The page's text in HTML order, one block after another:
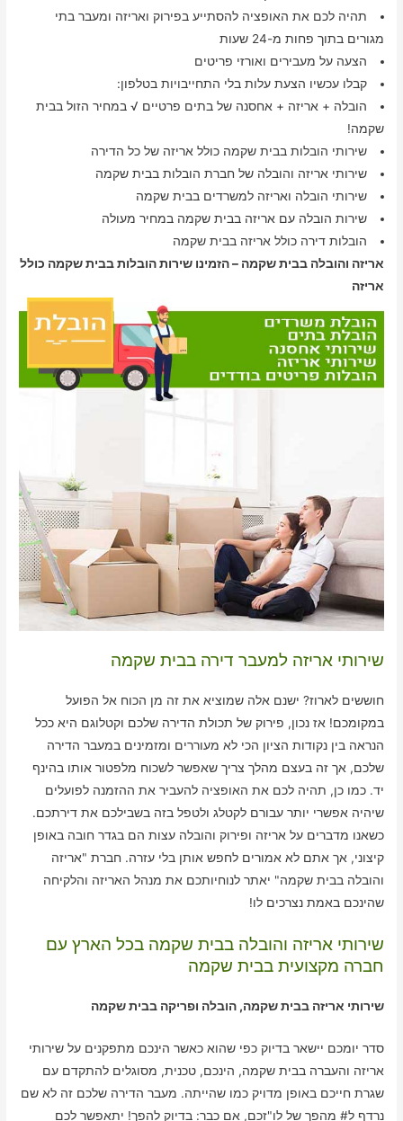
תהיה לכם את האופציה להסתייע בפירוק ואריזה ומעבר בתי
מגורים בתוך פחות מ-24 שעות
הצעה על מעבירים ואורזי פריטים
קבלו עכשיו הצעת עלות בלי התחייבויות בטלפון:
הובלה + אריזה + אחסנה של בתים פרטיים √ במחיר הזול בבית
שקמה!
שירותי הובלות בבית שקמה כולל אריזה של כל הדירה
שירותי אריזה והובלה של חברת הובלות בבית שקמה
שירותי הובלה ואריזה למשרדים בבית שקמה
שירות הובלה עם אריזה בבית שקמה במחיר מעולה
הובלות דירה כולל אריזה בבית שקמה
אריזה והובלה בבית שקמה – הזמינו שירות הובלות בבית שקמה כולל
אריזה
שירותי אריזה למעבר דירה בבית שקמה
חוששים לארוז? ישנם אלה שמוציא את זה מן הכוח אל הפועל
במקומכם! אז נכון, פירוק של תכולת הדירה שלכם וקטלוגם היא ככל
הנראה בין נקודות הציון הכי לא מעוררים ומזמינים במעבר הדירה
שלכם, אך זה בעצם מהלך צריך שאפשר לשכוח מלפטור אותו בהינף
יד. כמו כן, תהיה לכם את האופציה להעביר את ההזמנה לפועלים
שיהיה אפשרי יותר עבורם לקטלג ולטפל בזה בשבילכם את דירתכם.
כשאנו מדברים על אריזה ופירוק והובלה עצות הם בגדר חובה באופן
קיצוני, אך אתם לא אמורים לחפש אותן בלי עזרה. חברת "אריזה
והובלה בבית שקמה" יאתר לנוחיותכם את מנהל האריזה והלקיחה
שהינכם באמת נצרכים לו!
שירותי אריזה והובלה בבית שקמה בכל הארץ עם
חברה מקצועית בבית שקמה
שירותי אריזה בבית שקמה, הובלה ופריקה בבית שקמה
סדר יומכם יישאר בדיוק כפי שהוא כאשר הינכם מתפקנים על שירותי
אריזה והעברה בבית שקמה, הינכם, טכנית, מסוגלים להתקדם עם
שגרת חייכם באופן מדויק כמו שהייתה. מעבר הדירה שלכם זה לא שם
נרדף ל# מהפך של לו"זכם, אם כבר: בדיוק להפך! יתאפשר לכם